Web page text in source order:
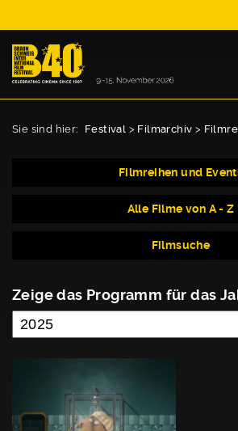
Sie sind hier: Festival > Filmarchiv >
Filmreihen und
Alle Filme von A - Z
Filmsuche
Zeige das Programm für das